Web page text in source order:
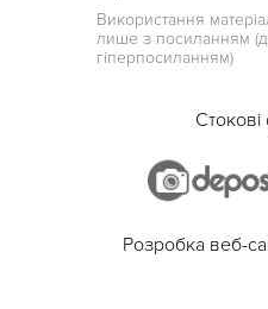
Використання
лише з посиланням
гіперпосиланням)
Стокові
Розробка веб-